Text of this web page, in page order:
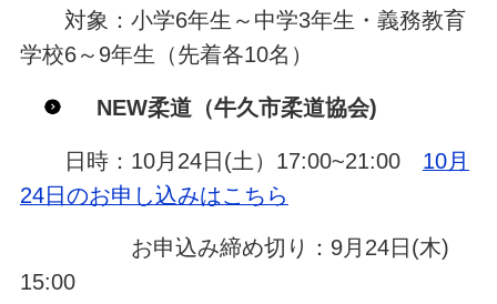
対象：小学6年生～中学3年生・義務教育
学校6～9年生（先着各10名）
NEW柔道（牛久市柔道協会)
日時：10月24日(土）17:00~21:00 10月
24日のお申し込みはこちら
お申込み締め切り：9月24日(木)
15:00